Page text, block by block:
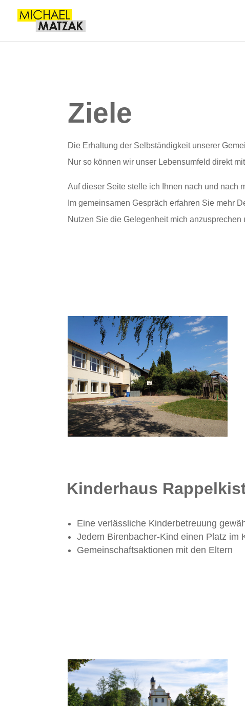
Ziele
Die Erhaltung der Selbständigkeit unserer
Nur so können wir unser Lebensumfeld direkt
Auf dieser Seite stelle ich Ihnen nach und nach
Im gemeinsamen Gespräch erfahren Sie mehr
Nutzen Sie die Gelegenheit mich
Kinderhaus
Eine verlässliche Kinderbetreuung
Jedem Birenbacher-Kind einen Platz im
Gemeinschaftsaktionen mit den Eltern